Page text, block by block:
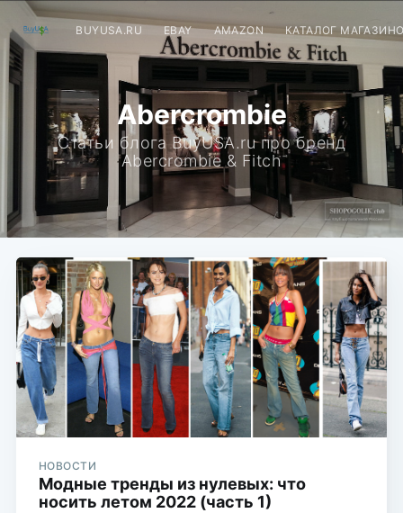
BUYUSA.RU EBAY AMAZON КАТАЛОГ
Abercrombie
Статьи блога BuyUSA.ru про бренд
Abercrombie & Fitch
НОВОСТИ
Модные тренды из нулевых: что
носить летом 2022 (часть 1)